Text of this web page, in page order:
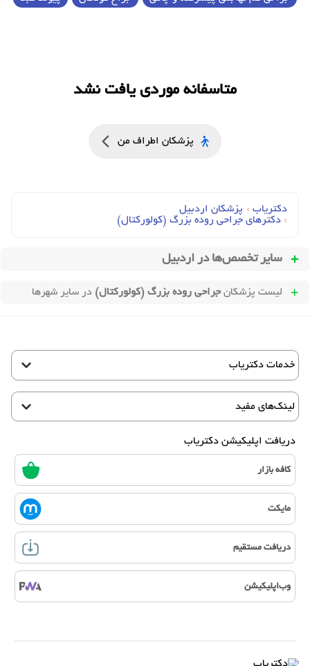
متاسفانه موردی یافت نشد
پزشکان اطراف من
دکتریاب › پزشکان اردبیل
› دکترهای جراحي روده بزرگ (کولورکتال)
سایر تخصص‌ها در اردبیل
لیست پزشکانجراحی روده بزرگ (کولورکتال) در سایر شهرها
خدمات دکتریاب
لینک‌های مفید
دریافت اپلیکیشن دکتریاب
کافه بازار
مایکت
دریافت مستقیم
وب‌اپلیکیشن